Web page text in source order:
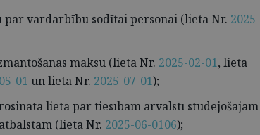
vardarbību sodītai personai (lieta Nr. 2025-
maksu (lieta Nr. 2025-02-01, lieta
01 un lieta Nr. 2025-07-01);
lieta par tiesībām ārvalstī studējošajam
(lieta Nr. 2025-06-0106);